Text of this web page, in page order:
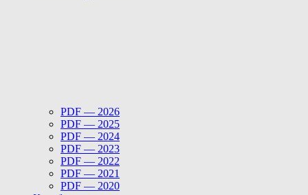
PDF — 2026
PDF — 2025
PDF — 2024
PDF — 2023
PDF — 2022
PDF — 2021
PDF — 2020